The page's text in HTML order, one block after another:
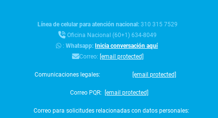
Línea de celular para atención nacional:310 315 7529
Oficina Nacional (60+1) 634-8049
:Whatsapp:Inicia conversación aquí
Correo: [email protected]
Comunicaciones legales: [email protected]
Correo PQR: [email protected]
Correo para solicitudes relacionadas con datos personales: